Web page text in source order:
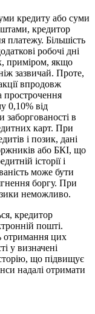
кредиту або суми
кредитор
платежу. Більшість
робочі дні
приміром, якщо
зазвичай. Проте,
впродовж
прострочення
0,10% від
в
карт. При
і позик, дані
або БКІ, що
історії і
може бути
боргу. При
неможливо.
кредитор
пошті.
отримання цих
у визначені
що підвищує
надалі отримати